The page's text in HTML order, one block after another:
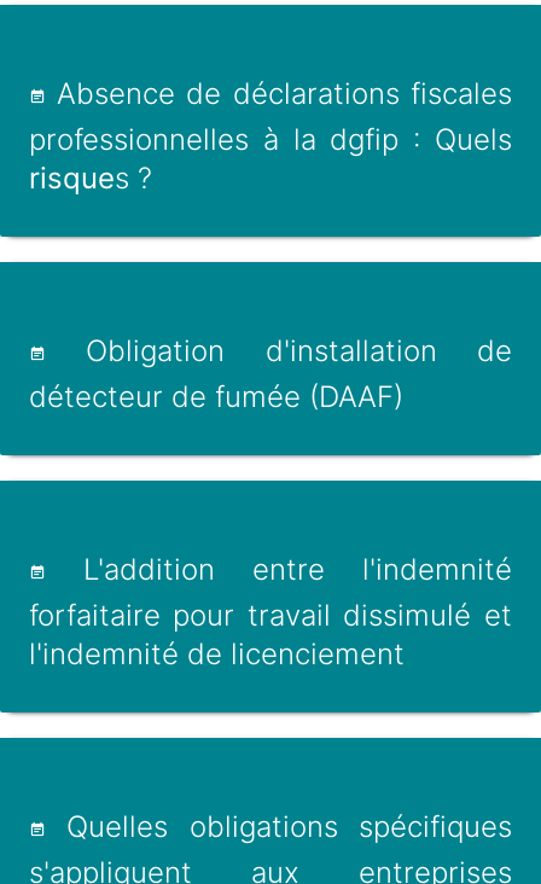
Absence de déclarations fiscales
professionnelles à la dgfip : Quels
risques ?
Obligation d'installation de
détecteur de fumée (DAAF)
L'addition entre l'indemnité
forfaitaire pour travail dissimulé et
l'indemnité de licenciement
Quelles obligations spécifiques
s'appliquent aux entreprises